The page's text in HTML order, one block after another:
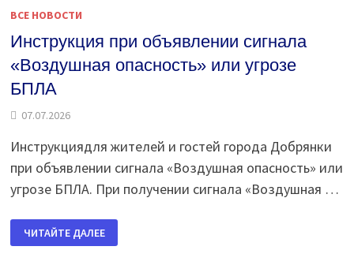
ВСЕ НОВОСТИ
Инструкция при объявлении сигнала
«Воздушная опасность» или угрозе
БПЛА
07.07.2026
Инструкциядля жителей и гостей города Добрянки
при объявлении сигнала «Воздушная опасность» или
угрозе БПЛА. При получении сигнала «Воздушная …
ИНСТРУКЦИЯ
ПРИ
ОБЪЯВЛЕНИИ
ЧИТАЙТЕ ДАЛЕЕ